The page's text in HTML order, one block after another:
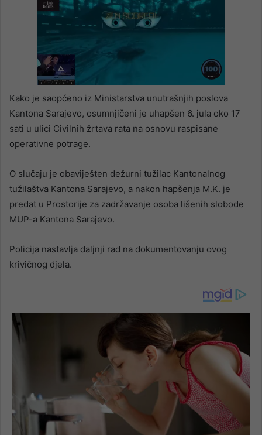
Kako je saopćeno iz Ministarstva unutrašnjih poslova
Kantona Sarajevo, osumnjičeni je uhapšen 6. jula oko 17
sati u ulici Civilnih žrtava rata na osnovu raspisane
operativne potrage.
O slučaju je obaviješten dežurni tužilac Kantonalnog
tužilaštva Kantona Sarajevo, a nakon hapšenja M.K. je
predat u Prostorije za zadržavanje osoba lišenih slobode
MUP-a Kantona Sarajevo.
Policija nastavlja daljnji rad na dokumentovanju ovog
krivičnog djela.